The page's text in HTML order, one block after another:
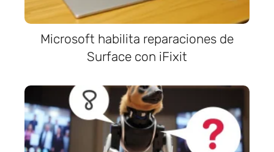
Microsoft habilita reparaciones de
Surface con iFixit